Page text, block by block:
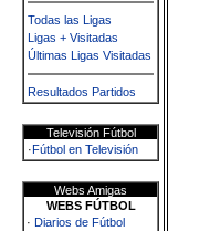
Todas las Ligas
Ligas + Visitadas
Últimas Ligas Visitadas
Resultados Partidos
Televisión Fútbol
·Fútbol en Televisión
Webs Amigas
WEBS FÚTBOL
· Diarios de Fútbol